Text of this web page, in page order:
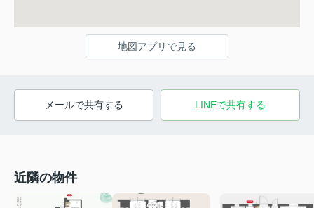
地図アプリで見る
メールで共有する LINEで共有する
近隣の物件